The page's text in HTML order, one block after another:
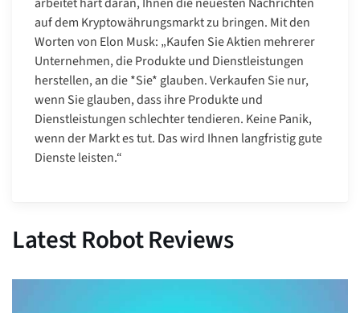
auf dem Kryptowährungsmarkt zu bringen. Mit den
Worten von Elon Musk: „Kaufen Sie Aktien mehrerer
Unternehmen, die Produkte und Dienstleistungen
herstellen, an die *Sie* glauben. Verkaufen Sie nur,
wenn Sie glauben, dass ihre Produkte und
Dienstleistungen schlechter tendieren. Keine Panik,
wenn der Markt es tut. Das wird Ihnen langfristig gute
Dienste leisten.“
Latest Robot Reviews